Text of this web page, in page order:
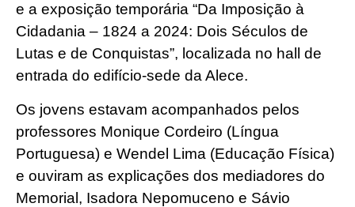
e a exposição temporária “Da Imposição à
Cidadania – 1824 a 2024: Dois Séculos de
Lutas e de Conquistas”, localizada no hall de
entrada do edifício-sede da Alece.
Os jovens estavam acompanhados pelos
professores Monique Cordeiro (Língua
Portuguesa) e Wendel Lima (Educação Física)
e ouviram as explicações dos mediadores do
Memorial, Isadora Nepomuceno e Sávio